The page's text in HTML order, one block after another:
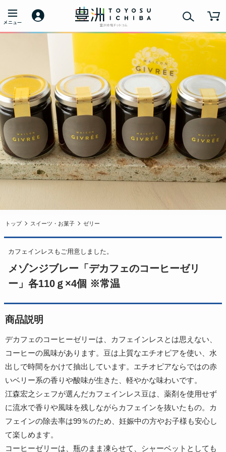
トップ スイーツ・お菓子 ゼリー
カフェインレスもご用意しました。
メゾンジブレー「デカフェのコーヒーゼリ
ー」各110ｇ×4個 ※常温
商品説明
デカフェのコーヒーゼリーは、カフェインレスとは思えない、
コーヒーの風味があります。豆は上質なエチオピアを使い、水
出しで時間をかけて抽出しています。エチオピアならではの赤
いベリー系の香りや酸味が生きた、軽やかな味わいです。
江森宏之シェフが選んだカフェインレス豆は、薬剤を使用せず
に流水で香りや風味を残しながらカフェインを抜いたもの。カ
フェインの除去率は99％のため、妊娠中の方やお子様も安心し
て楽しめます。
コーヒーゼリーは、瓶のまま凍らせて、シャーベットとしても